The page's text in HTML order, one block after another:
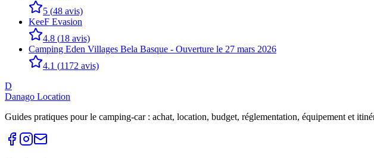
5 (48 avis)
KeeF Evasion
4.8 (18 avis)
Camping Eden Villages Bela Basque - Ouverture le 27 mars 2026
4.1 (1172 avis)
D
Danago Location
Guides pratiques pour le camping-car : achat, location, budget, réglementation, équipement et